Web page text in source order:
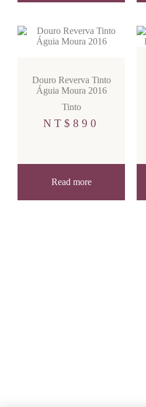
Douro Reverva Tinto
Águia Moura 2016
Tinto
NT$ 890
Read more